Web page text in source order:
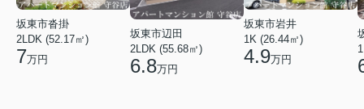
坂東市沓掛
2LDK (52.17㎡)
7万円
坂東市辺田
2LDK (55.68㎡)
6.8万円
坂東市岩井
1K (26.44㎡)
4.9万円